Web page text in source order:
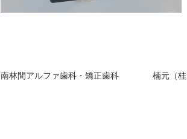
南林間アルファ歯科・矯正歯科 楠元（桂